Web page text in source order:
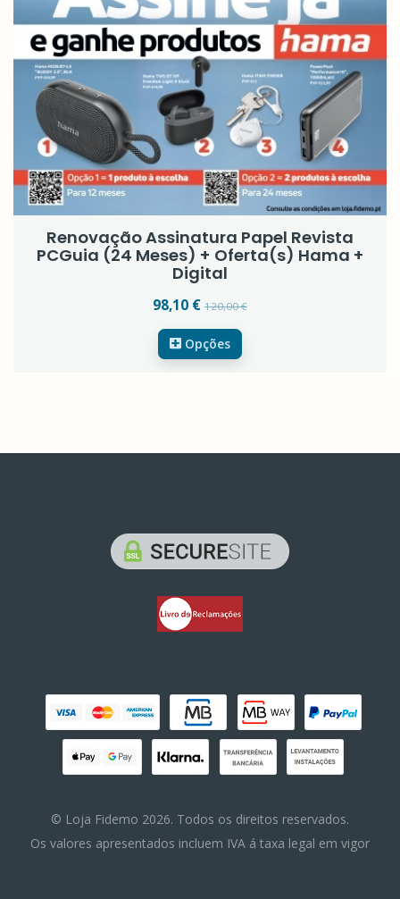
Renovação Assinatura Papel Revista
PCGuia (24 Meses) + Oferta(s) Hama +
Digital
98,10 € 120,00 €
Opções
© Loja Fidemo 2026. Todos os direitos reservados.
Os valores apresentados incluem IVA á taxa legal em vigor